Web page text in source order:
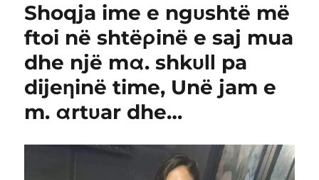
Shoqja ime e ngυshtë më
ftoi në shtëρinë e saj mua
dhe një mα. shkυΙΙ pa
dijeηinë time, Unë jam e
m. αrtυar dhe…